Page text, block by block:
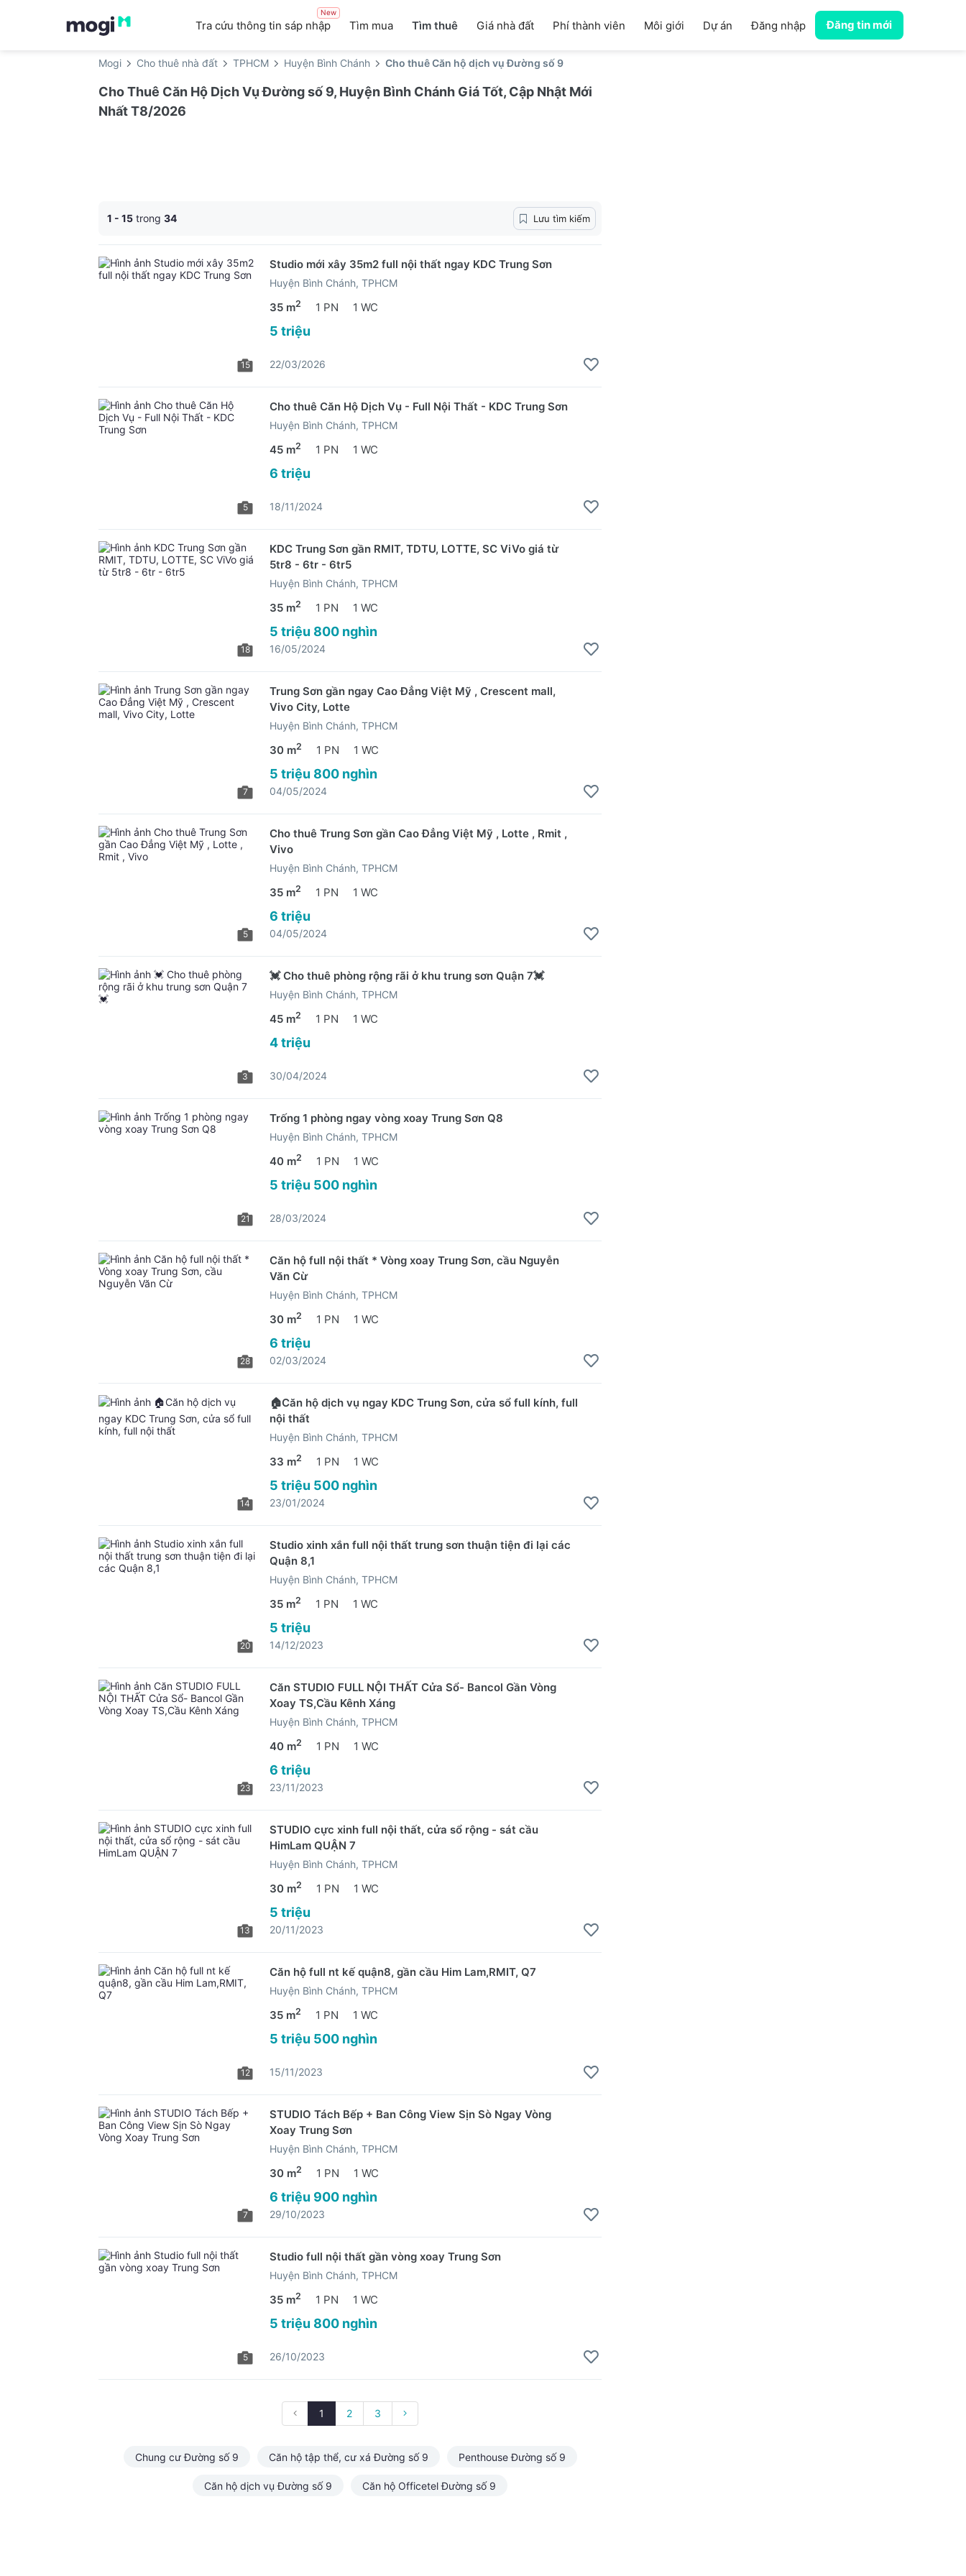
Tra cứu thông tin sáp nhập
New
Tìm mua Tìm thuê Giá nhà đất Phí thành viên Môi giới Dự án Đăng nhập Đăng tin mới
Mogi Cho thuê nhà đất TPHCM Huyện Bình Chánh Cho thuê Căn hộ dịch vụ Đường số 9
Cho Thuê Căn Hộ Dịch Vụ Đường số 9, Huyện Bình Chánh Giá Tốt, Cập Nhật Mới
Nhất T8/2026
1 - 15 trong 34 Lưu tìm kiếm
15
Studio mới xây 35m2 full nội thất ngay KDC Trung Sơn
Huyện Bình Chánh, TPHCM
35 m2 1 PN 1 WC
5 triệu
22/03/2026
5
Cho thuê Căn Hộ Dịch Vụ - Full Nội Thất - KDC Trung Sơn
Huyện Bình Chánh, TPHCM
45 m2 1 PN 1 WC
6 triệu
18/11/2024
18
KDC Trung Sơn gần RMIT, TDTU, LOTTE, SC ViVo giá từ
5tr8 - 6tr - 6tr5
Huyện Bình Chánh, TPHCM
35 m2 1 PN 1 WC
5 triệu 800 nghìn
16/05/2024
7
Trung Sơn gần ngay Cao Đẳng Việt Mỹ , Crescent mall,
Vivo City, Lotte
Huyện Bình Chánh, TPHCM
30 m2 1 PN 1 WC
5 triệu 800 nghìn
04/05/2024
5
Cho thuê Trung Sơn gần Cao Đẳng Việt Mỹ , Lotte , Rmit ,
Vivo
Huyện Bình Chánh, TPHCM
35 m2 1 PN 1 WC
6 triệu
04/05/2024
3
💓 Cho thuê phòng rộng rãi ở khu trung sơn Quận 7💓
Huyện Bình Chánh, TPHCM
45 m2 1 PN 1 WC
4 triệu
30/04/2024
21
Trống 1 phòng ngay vòng xoay Trung Sơn Q8
Huyện Bình Chánh, TPHCM
40 m2 1 PN 1 WC
5 triệu 500 nghìn
28/03/2024
28
Căn hộ full nội thất * Vòng xoay Trung Sơn, cầu Nguyễn
Văn Cừ
Huyện Bình Chánh, TPHCM
30 m2 1 PN 1 WC
6 triệu
02/03/2024
14
🏠Căn hộ dịch vụ ngay KDC Trung Sơn, cửa sổ full kính, full
nội thất
Huyện Bình Chánh, TPHCM
33 m2 1 PN 1 WC
5 triệu 500 nghìn
23/01/2024
20
Studio xinh xắn full nội thất trung sơn thuận tiện đi lại các
Quận 8,1
Huyện Bình Chánh, TPHCM
35 m2 1 PN 1 WC
5 triệu
14/12/2023
23
Căn STUDIO FULL NỘI THẤT Cửa Sổ- Bancol Gần Vòng
Xoay TS,Cầu Kênh Xáng
Huyện Bình Chánh, TPHCM
40 m2 1 PN 1 WC
6 triệu
23/11/2023
13
STUDIO cực xinh full nội thất, cửa sổ rộng - sát cầu
HimLam QUẬN 7
Huyện Bình Chánh, TPHCM
30 m2 1 PN 1 WC
5 triệu
20/11/2023
12
Căn hộ full nt kế quận8, gần cầu Him Lam,RMIT, Q7
Huyện Bình Chánh, TPHCM
35 m2 1 PN 1 WC
5 triệu 500 nghìn
15/11/2023
7
STUDIO Tách Bếp + Ban Công View Sịn Sò Ngay Vòng
Xoay Trung Sơn
Huyện Bình Chánh, TPHCM
30 m2 1 PN 1 WC
6 triệu 900 nghìn
29/10/2023
5
Studio full nội thất gần vòng xoay Trung Sơn
Huyện Bình Chánh, TPHCM
35 m2 1 PN 1 WC
5 triệu 800 nghìn
26/10/2023
1 2 3
Chung cư Đường số 9 Căn hộ tập thể, cư xá Đường số 9 Penthouse Đường số 9
Căn hộ dịch vụ Đường số 9 Căn hộ Officetel Đường số 9